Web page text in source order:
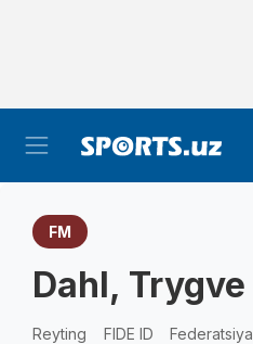
FM
Dahl, Trygve
Reyting FIDE ID Federatsiya